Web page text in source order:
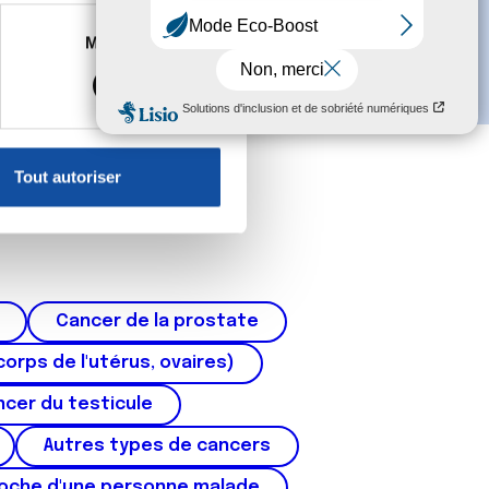
à plusieurs mètres près
reportez-vous à lasection «
sur les cookies.
informations que
Marketing
Tout autoriser
Cancer de la prostate
de l'utérus, ovaires)
du testicule
Autres types de cancers